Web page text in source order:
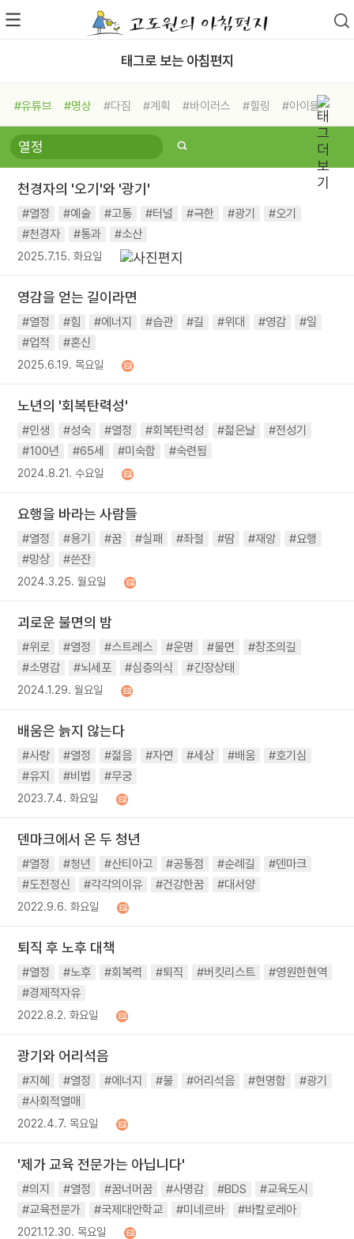
태그로 보는 아침편지
#유튜브 #명상 #다짐 #계획 #바이러스 #힐링
#아이들
#비전캠프
#독서캠프 #삶
#희망
#나눔 #친구 #링컨학교
#독서
#건강 #면역력
천경자의 '오기'와 '광기'
#열정 #예술 #고통 #터널 #극한 #광기
#오기
#천경자
#통과 #소산
2025.7.15. 화요일
영감을 얻는 길이라면
#열정 #힘 #에너지 #습관 #길 #위대 #영감
#일
#업적
#혼신
2025.6.19. 목요일
노년의 '회복탄력성'
#인생 #성숙 #열정 #회복탄력성 #젊은날
#전성기
#100년
#65세 #미숙함 #숙련됨
2024.8.21. 수요일
요행을 바라는 사람들
#열정 #용기 #꿈 #실패 #좌절 #땀 #재앙
#요행
#망상
#쓴잔
2024.3.25. 월요일
괴로운 불면의 밤
#위로 #열정 #스트레스 #운명 #불면
#창조의길
#소명감
#뇌세포 #심층의식 #긴장상태
2024.1.29. 월요일
배움은 늙지 않는다
#사랑 #열정 #젊음 #자연 #세상 #배움
#호기심
#유지
#비법 #무궁
2023.7.4. 화요일
덴마크에서 온 두 청년
#열정 #청년 #산티아고 #공통점 #순례길
#덴마크
#도전정신
#각각의이유 #건강한꿈 #대서양
2022.9.6. 화요일
퇴직 후 노후 대책
#열정 #노후 #회복력 #퇴직 #버킷리스트
#영원한현역
#경제적자유
2022.8.2. 화요일
광기와 어리석음
#지혜 #열정 #에너지 #불 #어리석음 #현명함
#광기
#사회적열매
2022.4.7. 목요일
'제가 교육 전문가는 아닙니다'
#의지 #열정 #꿈너머꿈 #사명감 #BDS
#교육도시
#교육전문가
#국제대안학교 #미네르바 #바칼로레아
2021.12.30. 목요일